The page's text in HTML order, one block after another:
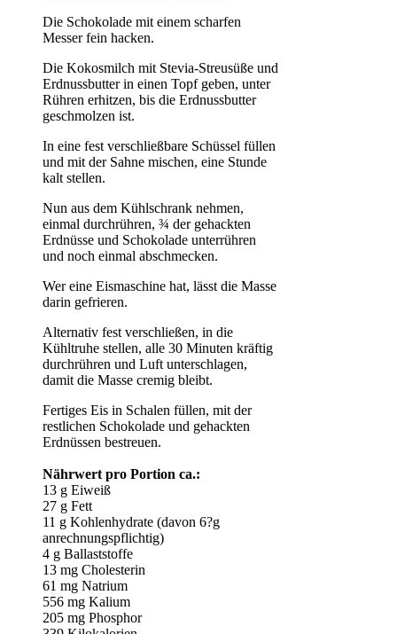
Die Schokolade mit einem scharfen
Messer fein hacken.
Die Kokosmilch mit Stevia-Streusüße und
Erdnussbutter in einen Topf geben, unter
Rühren erhitzen, bis die Erdnussbutter
geschmolzen ist.
In eine fest verschließbare Schüssel füllen
und mit der Sahne mischen, eine Stunde
kalt stellen.
Nun aus dem Kühlschrank nehmen,
einmal durchrühren, ¾ der gehackten
Erdnüsse und Schokolade unterrühren
und noch einmal abschmecken.
Wer eine Eismaschine hat, lässt die Masse
darin gefrieren.
Alternativ fest verschließen, in die
Kühltruhe stellen, alle 30 Minuten kräftig
durchrühren und Luft unterschlagen,
damit die Masse cremig bleibt.
Fertiges Eis in Schalen füllen, mit der
restlichen Schokolade und gehackten
Erdnüssen bestreuen.
Nährwert pro Portion ca.:
13 g Eiweiß
27 g Fett
11 g Kohlenhydrate (davon 6?g
anrechnungspflichtig)
4 g Ballaststoffe
13 mg Cholesterin
61 mg Natrium
556 mg Kalium
205 mg Phosphor